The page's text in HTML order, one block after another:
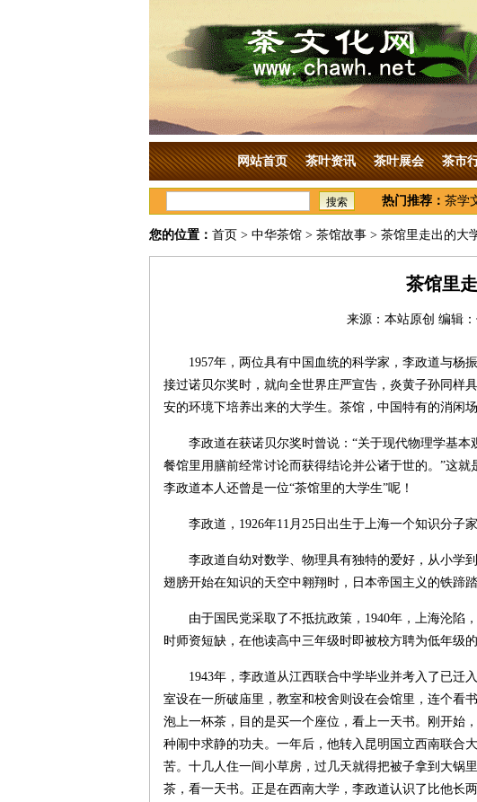
网站首页 茶叶资讯 茶叶展会 茶市
搜索 热门推荐： 茶学
您的位置： 首页 > 中华茶馆 > 茶馆故事 > 茶馆里走出的大
茶馆里
来源：本站原创 编辑
1957年，两位具有中国血统的科学家，李政道与杨
接过诺贝尔奖时，就向全世界庄严宣告，炎黄子孙同样
安的环境下培养出来的大学生。茶馆，中国特有的消闲
李政道在获诺贝尔奖时曾说：“关于现代物理学基
餐馆里用膳前经常讨论而获得结论并公诸于世的。”这
李政道本人还曾是一位“茶馆里的大学生”呢！
李政道，1926年11月25日出生于上海一个知识分子
李政道自幼对数学、物理具有独特的爱好，从小学
翅膀开始在知识的天空中翱翔时，日本帝国主义的铁蹄
由于国民党采取了不抵抗政策，1940年，上海沦陷
时师资短缺，在他读高中三年级时即被校方聘为低年级
1943年，李政道从江西联合中学毕业并考入了已迁
室设在一所破庙里，教室和校舍则设在会馆里，连个看
泡上一杯茶，目的是买一个座位，看上一天书。刚开始
种闹中求静的功夫。一年后，他转入昆明国立西南联合
苦。十几人住一间小草房，过几天就得把被子拿到大锅
茶，看一天书。正是在西南大学，李政道认识了比他长